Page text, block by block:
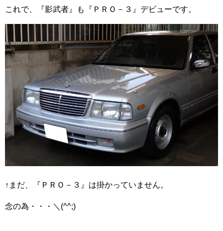
これで、『影武者』も『ＰＲＯ－３』デビューです。
↑まだ、『ＰＲＯ－３』は掛かっていません。
念の為・・・＼(^^;)